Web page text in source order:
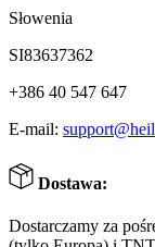
Słowenia
SI83637362
+386 40 547 647
E-mail:
Dostawa:
Dostarczamy za